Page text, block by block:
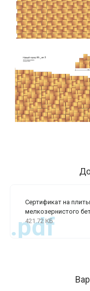
Сертификат на
мелкозернистого
421.72 КБ
.pdf